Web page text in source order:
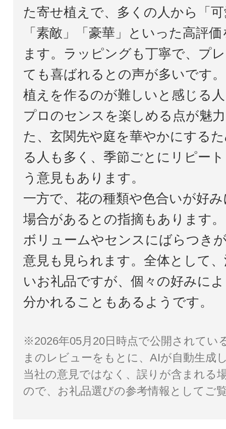
た寄せ植えで、多くの人から「
「素敵」「豪華」といった高評
ます。ラッピングも丁寧で、プ
ても喜ばれるとの声が多いです
植えを作るのが難しいと感じる
プロのセンスを楽しめる点が魅
た、玄関先や庭を華やかにする
る人も多く、季節ごとにリピー
う意見もあります。
一方で、花の種類や色合いが好
場合があるとの指摘もあります
ボリュームやセンスにばらつき
意見も見られます。全体として
いお礼品ですが、個々の好みに
分かれることもあるようです。
※2026年05月20日時点で公開されてい
まのレビューをもとに、AIが自動生成
当社の意見ではなく、誤りが含まれる
ので、お礼品選びの参考情報としてご